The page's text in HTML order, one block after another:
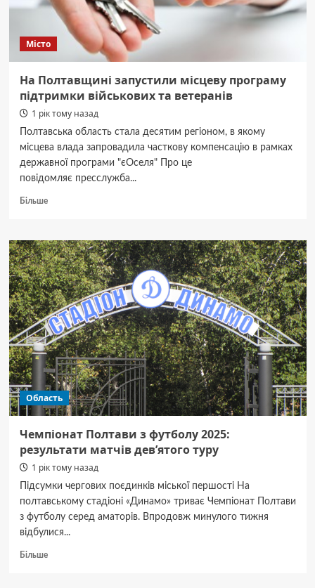
Місто
На Полтавщині запустили місцеву програму
підтримки військових та ветеранів
1 рік тому назад
Полтавська область стала десятим регіоном, в якому
місцева влада запровадила часткову компенсацію в рамках
державної програми "єОселя" Про це
повідомляє пресслужба...
БільшеДокладніше
Полтавщині
запустили
місцеву
програму
підтримки
військових
та
ветеранів
Область
Чемпіонат Полтави з футболу 2025:
результати матчів дев’ятого туру
1 рік тому назад
Підсумки чергових поєдинків міської першості На
полтавському стадіоні «Динамо» триває Чемпіонат Полтави
з футболу серед аматорів. Впродовж минулого тижня
відбулися...
БільшеДокладніше